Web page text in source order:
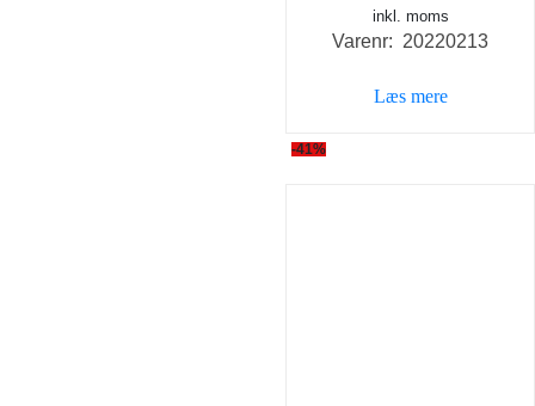
oprindelige
pris
189,00 kr..
pris
inkl. moms
Varenr: 20220213
Læs mere
-41%